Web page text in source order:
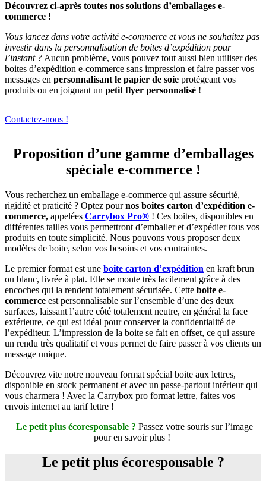
Découvrez ci-après toutes nos solutions d’emballages e-
commerce !
Vous lancez dans votre activité e-commerce et vous ne souhaitez pas
investir dans la personnalisation de boites d’expédition pour
l’instant ? Aucun problème, vous pouvez tout aussi bien utiliser des
boites d’expédition e-commerce sans impression et faire passer vos
messages en personnalisant le papier de soie protégeant vos
produits ou en joignant un petit flyer personnalisé !
Contactez-nous !
Proposition d’une gamme d’emballages
spéciale e-commerce !
Vous recherchez un emballage e-commerce qui assure sécurité,
rigidité et praticité ? Optez pournos boites carton d’expédition e-
commerce, appelées Carrybox Pro® ! Ces boites, disponibles en
différentes tailles vous permettront d’emballer et d’expédier tous vos
produits en toute simplicité. Nous pouvons vous proposer deux
modèles de boite, selon vos besoins et vos contraintes.
Le premier format est une boite carton d’expédition en kraft brun
ou blanc, livrée à plat. Elle se monte très facilement grâce à des
encoches qui la rendent totalement sécurisée. Cette boite e-
commerce est personnalisable sur l’ensemble d’une des deux
surfaces, laissant l’autre côté totalement neutre, en général la face
extérieure, ce qui est idéal pour conserver la confidentialité de
l’expéditeur. L’impression de la boite se fait en offset, ce qui assure
un rendu très qualitatif et vous permet de faire passer à vos clients un
message unique.
Découvrez vite notre nouveau format spécial boite aux lettres,
disponible en stock permanent et avec un passe-partout intérieur qui
vous charmera ! Avec la Carrybox pro format lettre, faites vos
envois internet au tarif lettre !
Le petit plus écoresponsable ? Passez votre souris sur l’image
pour en savoir plus !
Le petit plus écoresponsable ?